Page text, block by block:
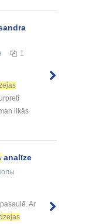
1
likās
analīze
pasaulē. Ar